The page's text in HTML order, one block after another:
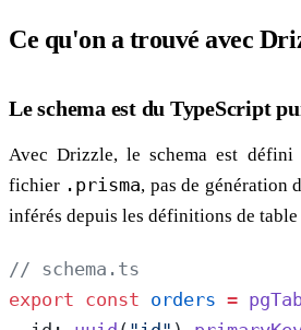
Ce qu'on a trouvé avec
Le schema est du TypeScript
Avec Drizzle, le schema est défini
fichier .prisma, pas de génération
inférés depuis les définitions de table
// schema.ts
export const orders =